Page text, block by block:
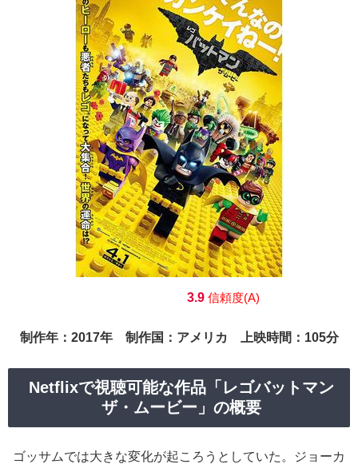
3.9信頼度(A)
制作年：2017年 制作国：アメリカ 上映時間：105分
Netflixで視聴可能な作品「レゴバットマン
ザ・ムービー」の概要
ゴッサムでは大きな変化が起ころうとしていた。ジョーカ